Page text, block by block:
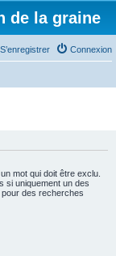
de la graine
Connexion
S’enregistrer
mot qui doit être exclu.
si uniquement un des
des recherches